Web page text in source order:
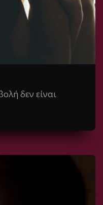
δεν είναι